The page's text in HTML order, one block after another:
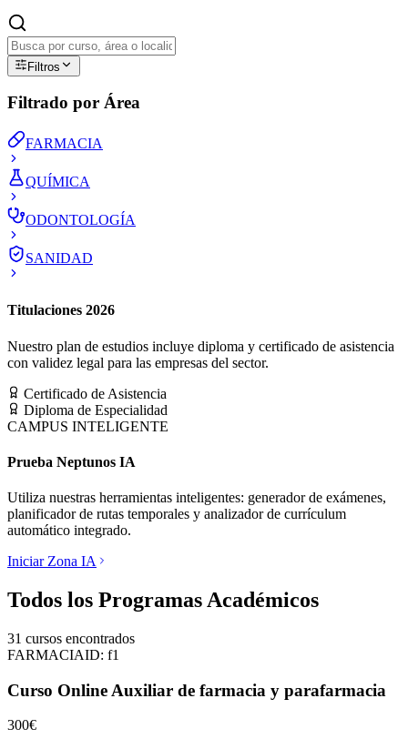
Filtros
Filtrado por Área
FARMACIA
QUÍMICA
ODONTOLOGÍA
SANIDAD
Titulaciones 2026
Nuestro plan de estudios incluye diploma y certificado de asistencia
con validez legal para las empresas del sector.
Certificado de Asistencia
Diploma de Especialidad
CAMPUS INTELIGENTE
Prueba Neptunos IA
Utiliza nuestras herramientas inteligentes: generador de exámenes,
planificador de rutas temporales y analizador de currículum
automático integrado.
Iniciar Zona IA
Todos los Programas Académicos
31 cursos encontrados
FARMACIAID: f1
Curso Online Auxiliar de farmacia y parafarmacia
300€